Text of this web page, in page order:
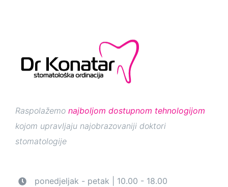
Raspolažemo najboljom dostupnom tehnologijom
kojom upravljaju najobrazovaniji doktori
stomatologije
ponedjeljak - petak | 10.00 - 18.00